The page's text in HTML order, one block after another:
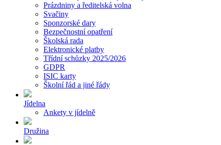
Prázdniny a ředitelská volna
Svačiny
Sponzorské dary
Bezpečnostní opatření
Školská rada
Elektronické platby
Třídní schůzky 2025/2026
GDPR
ISIC karty
Školní řád a jiné řády
Jídelna
Ankety v jídelně
Družina